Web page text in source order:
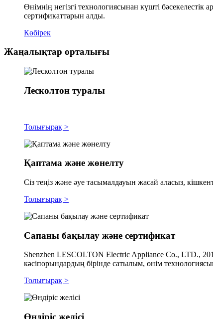
Өнімнің негізгі технологиясынан күшті
сертификаттарын алды.
Көбірек
Жаңалықтар орталығы
Лесколтон туралы
Толығырақ >
Қаптама және жөнелту
Сіз теңіз және әуе тасымалдауын жасай аласыз,
Толығырақ >
Сапаны бақылау және сертификат
Shenzhen LESCOLTON Electric Appliance Co., LTD.,
кәсіпорындардың бірінде сатылым, өнім
Толығырақ >
Өндіріс желісі